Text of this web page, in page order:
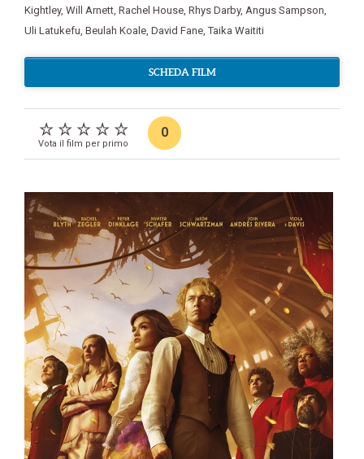
Kightley, Will Arnett, Rachel House, Rhys Darby, Angus Sampson,
Uli Latukefu, Beulah Koale, David Fane,Taika Waititi
SCHEDA FILM
Vota il film per primo
0